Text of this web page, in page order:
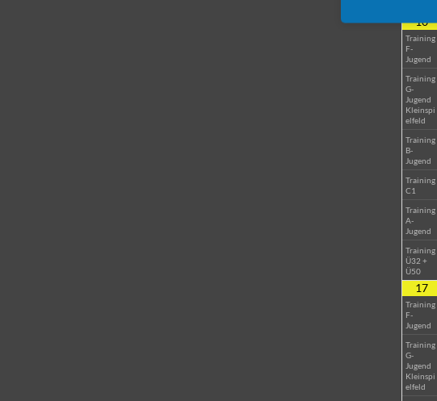
10
Training
F-
Jugend
Training
G-
Jugend
Kleinspi
elfeld
Training
B-
Jugend
Training
C1
Training
A-
Jugend
Training
Ü32 +
Ü50
17
Training
F-
Jugend
Training
G-
Jugend
Kleinspi
elfeld